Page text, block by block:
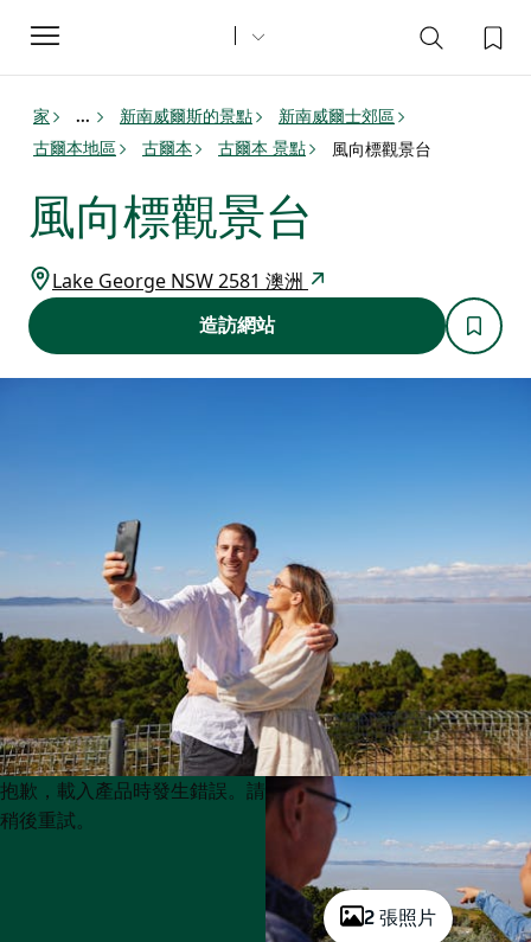
Toggle
navigation
家 ... 新南威爾斯的景點
新南威爾士郊區
古爾本地區
古爾本 古爾本 景點 風向標觀景台
風向標觀景台
Lake George NSW 2581 澳洲
造訪網站
2 張照片
Product
List
Product
List
抱歉，載入產品時發生錯誤。請
稍後重試。